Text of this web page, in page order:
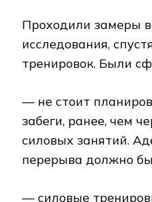
Проходили замеры
исследования,
тренировок. Были
— не стоит
забеги, ранее, чем
силовых занятий.
перерыва должно
— силовые